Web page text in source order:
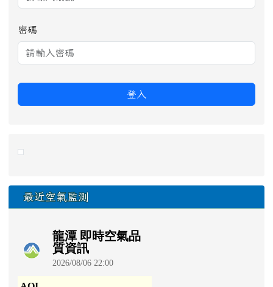
密碼
登入
最近空氣監測